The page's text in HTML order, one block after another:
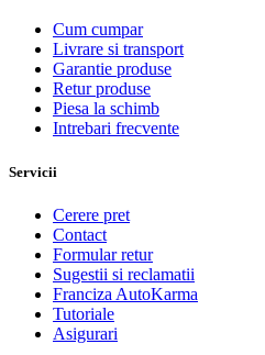
Cum cumpar
Livrare si transport
Garantie produse
Retur produse
Piesa la schimb
Intrebari frecvente
Servicii
Cerere pret
Contact
Formular retur
Sugestii si reclamatii
Franciza AutoKarma
Tutoriale
Asigurari